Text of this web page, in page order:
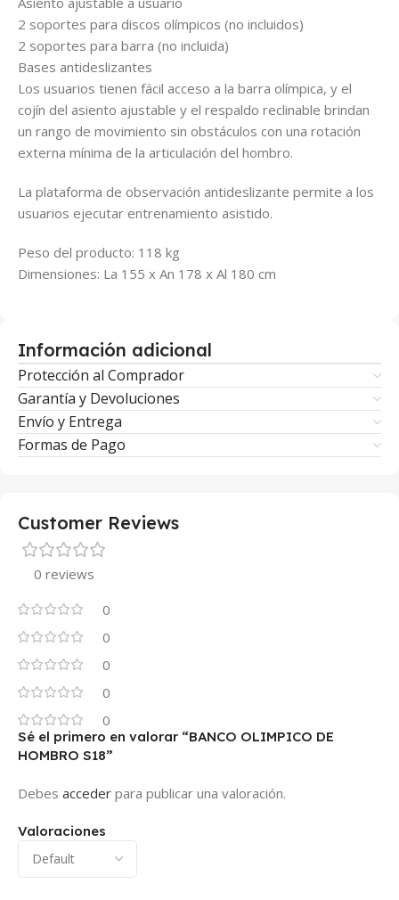
2 soportes para discos olímpicos (no incluidos)
2 soportes para barra (no incluida)
Bases antideslizantes
Los usuarios tienen fácil acceso a la barra olímpica, y el
cojín del asiento ajustable y el respaldo reclinable brindan
un rango de movimiento sin obstáculos con una rotación
externa mínima de la articulación del hombro.
La plataforma de observación antideslizante permite a los
usuarios ejecutar entrenamiento asistido.
Peso del producto: 118 kg
Dimensiones: La 155 x An 178 x Al 180 cm
Información adicional
Protección al Comprador
Garantía y Devoluciones
Envío y Entrega
Formas de Pago
Customer Reviews
0 reviews
0
0
0
0
0
Valoraciones
Sé el primero en valorar “BANCO OLIMPICO DE
HOMBRO S18”
Debes acceder para publicar una valoración.